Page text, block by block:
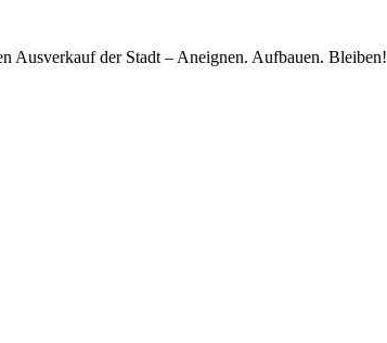
Ausverkauf der Stadt – Aneignen. Aufbauen. Bleiben!